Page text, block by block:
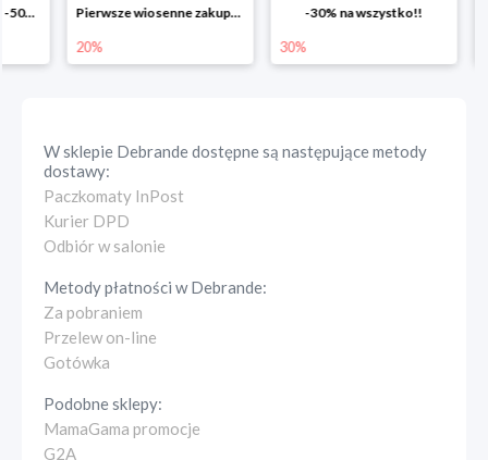
Pierwsze wiosenne zakupy -20% -30% na wszystko!!
W sklepie Debrandedostępne są następujące metody
dostawy:
Paczkomaty InPost
Kurier DPD
Odbiór w salonie
Metody płatności wDebrande:
Za pobraniem
Przelew on-line
Gotówka
Podobne sklepy:
MamaGama promocje
G2A